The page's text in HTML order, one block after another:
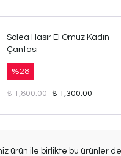
Solea Hasır El Omuz Kadın
Çantası
%28
₺ 1,800.00 ₺ 1,300.00
ürün ile birlikte bu ürünler